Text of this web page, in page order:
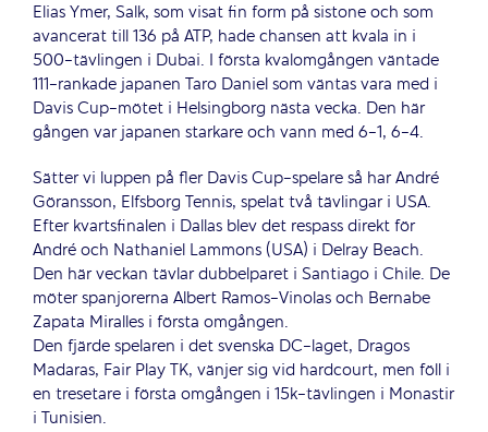
Elias Ymer, Salk, som visat fin form på sistone och som
avancerat till 136 på ATP, hade chansen att kvala in i
500-tävlingen i Dubai. I första kvalomgången väntade
111-rankade japanen Taro Daniel som väntas vara med i
Davis Cup-mötet i Helsingborg nästa vecka. Den här
gången var japanen starkare och vann med 6-1, 6-4.
Sätter vi luppen på fler Davis Cup-spelare så har André
Göransson, Elfsborg Tennis, spelat två tävlingar i USA.
Efter kvartsfinalen i Dallas blev det respass direkt för
André och Nathaniel Lammons (USA) i Delray Beach.
Den här veckan tävlar dubbelparet i Santiago i Chile. De
möter spanjorerna Albert Ramos-Vinolas och Bernabe
Zapata Miralles i första omgången.
Den fjärde spelaren i det svenska DC-laget, Dragos
Madaras, Fair Play TK, vänjer sig vid hardcourt, men föll i
en tresetare i första omgången i 15k-tävlingen i Monastir
i Tunisien.